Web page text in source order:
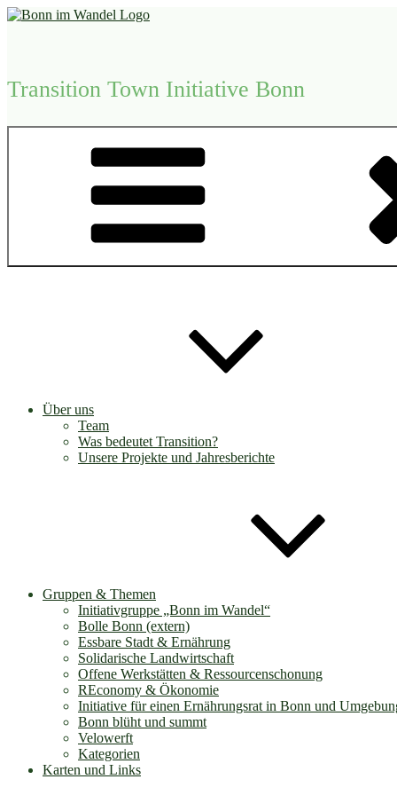
Zum
Transition Town Initiative Bonn
Über uns
Team
Was bedeutet Transition?
Unsere Projekte und Jahresberichte
Gruppen & Themen
Initiativgruppe „Bonn im Wandel“
Bolle Bonn (extern)
Essbare Stadt & Ernährung
Solidarische Landwirtschaft
Offene Werkstätten & Ressourcenschonung
REconomy & Ökonomie
Initiative für einen Ernährungsrat in Bonn und
Bonn blüht und summt
Velowerft
Kategorien
Karten und Links